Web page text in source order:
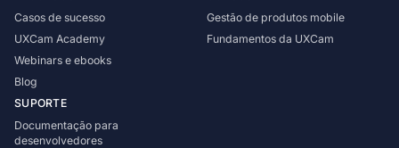
Casos de sucesso
Histórias inspiradoras de clientes reais
Casos de sucesso
UXCam Academy
Webinars e ebooks
Blog
SUPORTE
Documentação para
desenvolvedores
Gestão de produtos mobile
Fundamentos da UXCam